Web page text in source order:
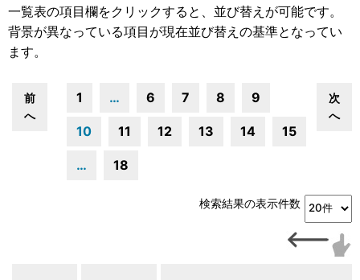
一覧表の項目欄をクリックすると、並び替えが可能です。
背景が異なっている項目が現在並び替えの基準となってい
ます。
前
へ
1 … 6 7 8 9
10 11 12 13 14 15
… 18
次
へ
検索結果の表示件数